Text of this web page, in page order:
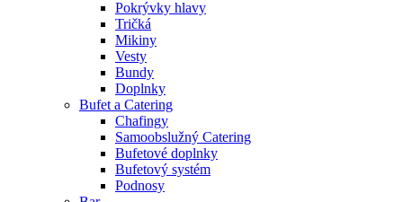
Pokrývky hlavy
Tričká
Mikiny
Vesty
Bundy
Doplnky
Bufet a Catering
Chafingy
Samoobslužný Catering
Bufetové doplnky
Bufetový systém
Podnosy